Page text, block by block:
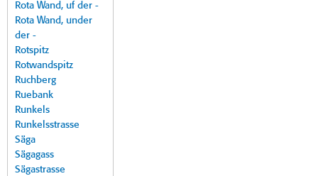
Rota Wand, uf der -
Rota Wand, under
der -
Rotspitz
Rotwandspitz
Ruchberg
Ruebank
Runkels
Runkelsstrasse
Säga
Sägagass
Sägastrasse